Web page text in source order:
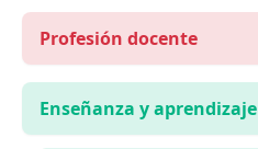
Profesión docente
Enseñanza y aprendizaje